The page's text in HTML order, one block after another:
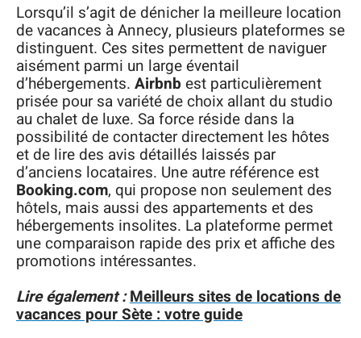
Lorsqu’il s’agit de dénicher la meilleure location
de vacances à Annecy, plusieurs plateformes se
distinguent. Ces sites permettent de naviguer
aisément parmi un large éventail
d’hébergements. Airbnb est particulièrement
prisée pour sa variété de choix allant du studio
au chalet de luxe. Sa force réside dans la
possibilité de contacter directement les hôtes
et de lire des avis détaillés laissés par
d’anciens locataires. Une autre référence est
Booking.com, qui propose non seulement des
hôtels, mais aussi des appartements et des
hébergements insolites. La plateforme permet
une comparaison rapide des prix et affiche des
promotions intéressantes.
Lire également :Meilleurs sites de locations de
vacances pour Sète : votre guide